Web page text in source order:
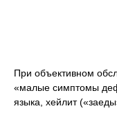
При объективном
«малые симптомы
языка, хейлит